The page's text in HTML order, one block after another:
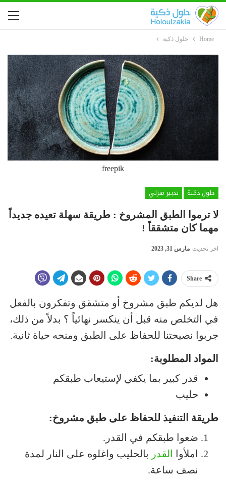
Home حلول ذكية
freepik
حلول ذكية
تدبير منزلي
لا ترموا الطبق المشروخ : طريقة سهلة تعيده جديداً
مهما كان متشققاً !
اخر تحديث مارس 31, 2023
Share
هل لديكم طبق مشروخ أو متشقق وتفكرون بالفعل
في التخلص منه قبل أن ينكسر نهائياً ؟ بدلاً من ذلك،
جربوا نصيحتنا للحفاظ على الطبق ومنحه حياة ثانية.
المواد المطلوبة:
قدر كبير بما يكفي لإستيعاب طبقكم
حليب
طريقة التنفيذ للحفاظ على طبق مشروخ:
ضعوا طبقكم في القدر.
املأوا
القدر بالحليب واغلوه على النار لمدة
نصف ساعة.